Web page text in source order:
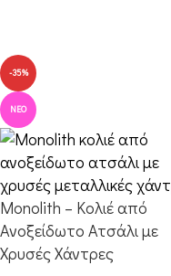
-35%
ΝΈΟ
Monolith – Κολιέ από
Ανοξείδωτο Ατσάλι με
Χρυσές Χάντρες